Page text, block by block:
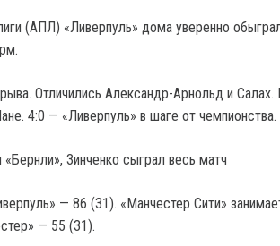
(АПЛ) «Ливерпуль» дома уверенно
Отличились Александр-Арнольд и Салах.
4:0 — «Ливерпуль» в шаге от чемпионства.
Зинченко сыграл весь матч
— 86 (31). «Манчестер Сити»
— 55 (31).